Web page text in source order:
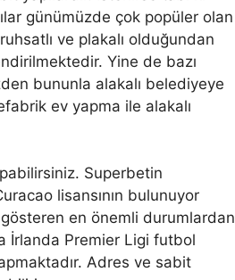
günümüzde çok popüler olan
ve plakalı olduğundan
Yine de bazı
bununla alakalı belediyeye
ev yapma ile alakalı
Superbetin
lisansının bulunuyor
en önemli durumlardan
İrlanda Premier Ligi futbol
Adres ve sabit